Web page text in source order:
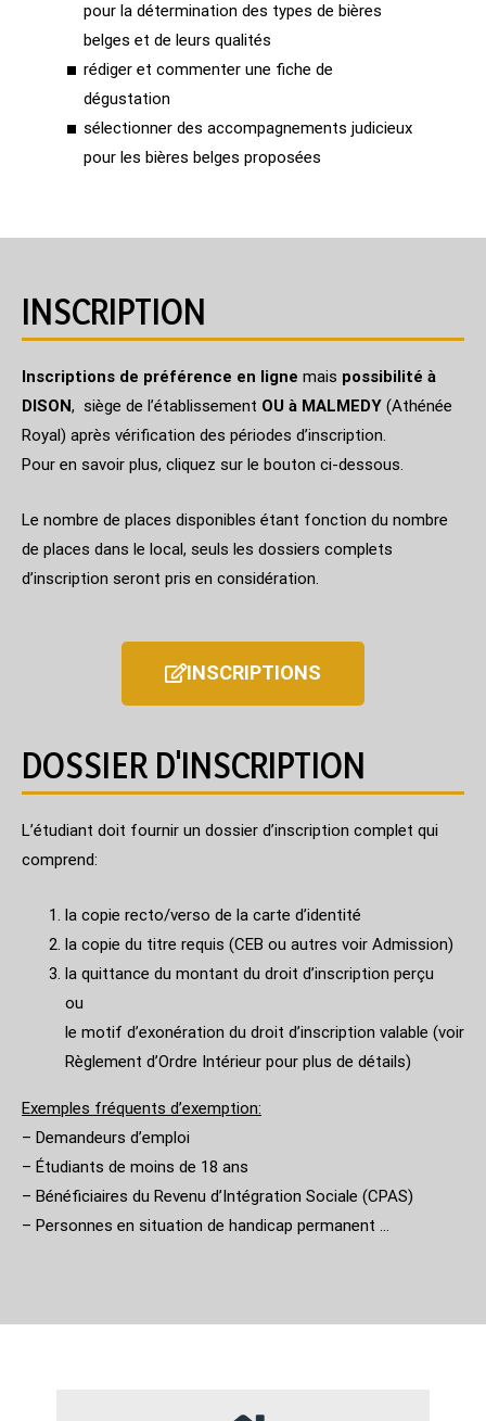
pour la détermination des types de bières
belges et de leurs qualités
rédiger et commenter une fiche de
dégustation
sélectionner des accompagnements judicieux
pour les bières belges proposées
INSCRIPTION
Inscriptions de préférence en ligne mais possibilité à
DISON, siège de l’établissement OU à MALMEDY (Athénée
Royal) après vérification des périodes d’inscription.
Pour en savoir plus, cliquez sur le bouton ci-dessous.
Le nombre de places disponibles étant fonction du nombre
de places dans le local, seuls les dossiers complets
d’inscription seront pris en considération.
INSCRIPTIONS
DOSSIER D'INSCRIPTION
L’étudiant doit fournir un dossier d’inscription complet qui
comprend:
la copie recto/verso de la carte d’identité
la copie du titre requis (CEB ou autres voir Admission)
la quittance du montant du droit d’inscription perçu
ou
le motif d’exonération du droit d’inscription valable (voir
Règlement d’Ordre Intérieur pour plus de détails)
Exemples fréquents d’exemption:
– Demandeurs d’emploi
– Étudiants de moins de 18 ans
– Bénéficiaires du Revenu d’Intégration Sociale (CPAS)
– Personnes en situation de handicap permanent …